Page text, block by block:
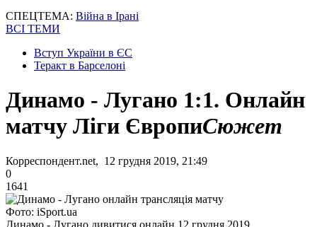
СПЕЦТЕМА: Війна в Ірані
ВСІ ТЕМИ
Вступ України в ЄС
Теракт в Барселоні
Динамо - Лугано 1:1. Онлайн
матчу Ліги ЄвропиСюжет
Корреспондент.net, 12 грудня 2019, 21:49
0
1641
Фото: iSport.ua
Динамо - Лугано дивитися онлайн 12 грудня 2019